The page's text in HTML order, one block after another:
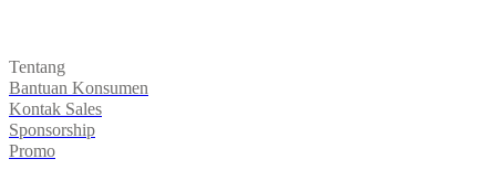
Tentang
Bantuan Konsumen
Kontak Sales
Sponsorship
Promo